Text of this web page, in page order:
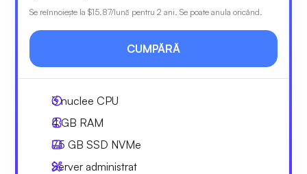
Se reînnoiește la $15.87/lună pentru 2 ani. Se poate anula oricând.
CUMPĂRĂ
3nuclee CPU
4 GB RAM
75 GB SSD NVMe
Server administrat